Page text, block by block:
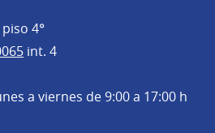
4°
int. 4
a viernes de 9:00 a 17:00 h